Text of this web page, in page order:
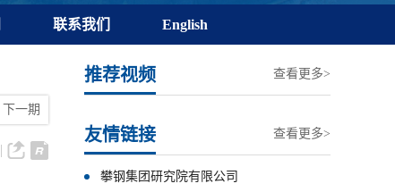
联系我们 English
下一期
推荐视频 查看更多>
友情链接 查看更多>
攀钢集团研究院有限公司